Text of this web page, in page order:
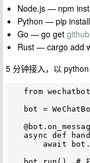
Node.js — npm
Python — pip
Go — go get
Rust — cargo add
5 分钟接入，以 python
   @bot.on_message